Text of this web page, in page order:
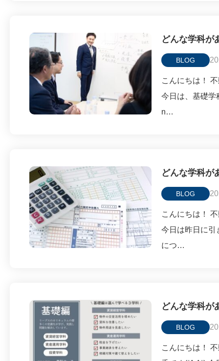
どんな学科
BLOG
こんにちは！
今日は、基礎
n…
どんな学科
BLOG
こんにちは！
今日は昨日に
につ…
どんな学科
BLOG
こんにちは！